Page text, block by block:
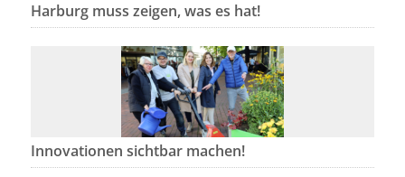
Harburg muss zeigen, was es hat!
Innovationen sichtbar machen!